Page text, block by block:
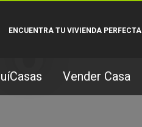
ENCUENTRA TU VIVIENDA PERFECTA
Vender Casa
O